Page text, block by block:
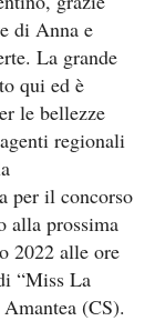
di Anna e
La grande
qui ed è
le bellezze
regionali
per il concorso
alla prossima
2022 alle ore
“Miss La
(CS).